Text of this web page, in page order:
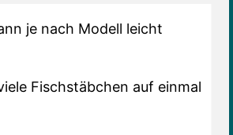
je nach Modell leicht
Fischstäbchen auf einmal